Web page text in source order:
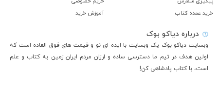
خرید عمده کتاب
آموزش خرید
درباره دیاکو بوک
وبسایت دیاکو بوک یک وبسایت با ایده ای نو و قیمت های فوق العاده است که
اولین هدف در تیم ما دسترسی ساده و ارزان مردم ایران زمین به کتاب و علم
است، با کتاب پادشاهی کن!